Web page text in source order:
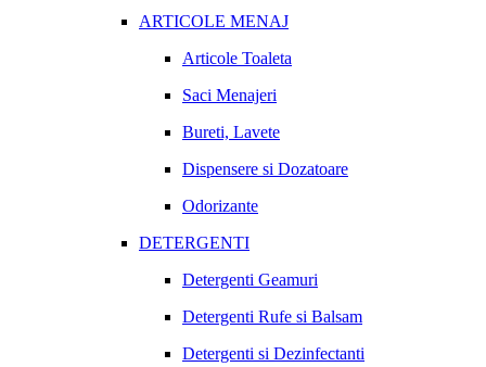
ARTICOLE MENAJ
Articole Toaleta
Saci Menajeri
Bureti, Lavete
Dispensere si Dozatoare
Odorizante
DETERGENTI
Detergenti Geamuri
Detergenti Rufe si Balsam
Detergenti si Dezinfectanti